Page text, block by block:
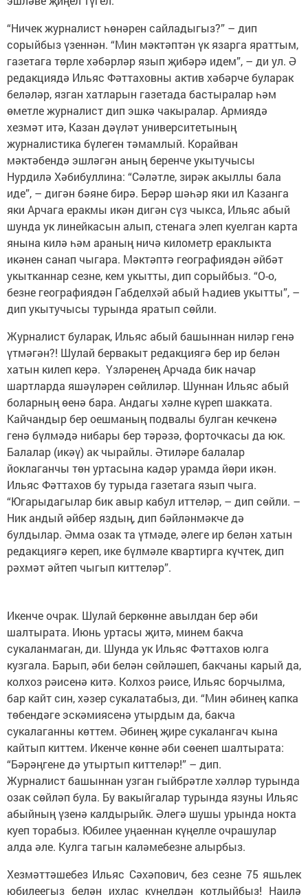
“Ничек журналист һөнәрен сайладыгыз?” – дип
сорыйбыз үзеннән. “Мин мәктәптән үк язарга яраттым,
газетага төрле хәбәрләр язып җибәрә идем”, – ди ул. Ә
редакциядә Ильяс Фәттаховны актив хәбәрче буларак
беләләр, язган хатларын газетада бастыралар һәм
өметле журналист дип эшкә чакыралар. Армиядә
хезмәт итә, Казан дәүләт университетының
журналистика бүлеген тәмамлый. Корайван
мәктәбендә эшләгән аның беренче укытучысы
Нурдилә Хәбибуллина: “Сәләтле, зирәк акыллы бала
иде”, – дигән бәяне бирә. Берәр шәһәр яки ил Казанга
яки Арчага еракмы икән дигән сүз чыкса, Ильяс абый
шунда ук линейкасын алып, стенага элеп куелган карта
янына килә һәм араның ничә километр ераклыкта
икәнен санап чыгара. Мәктәптә географиядән әйбәт
укытканнар сезне, кем укытты, дип сорыйбыз. “О-о,
безне географиядән Габделхәй абый Һадиев укытты”, –
дип укытучысы турында яратып сөйли.
Журналист буларак, Ильяс абый башыннан ниләр генә
үтмәгән?! Шулай бервакыт редакциягә бер ир белән
хатын килеп керә. Үзләренең Арчада бик начар
шартларда яшәүләрен сөйлиләр. Шуннан Ильяс абый
боларның өенә бара. Андагы хәлне күреп шакката.
Кайчандыр бер оешманың подвалы булган кечкенә
генә бүлмәдә нибары бер тәрәзә, форточкасы да юк.
Балалар (икәү) ак чырайлы. Әтиләре балалар
йоклаганчы төн уртасына кадәр урамда йөри икән.
Ильяс Фәттахов бу турыда газетага язып чыга.
“Югарыдагылар бик авыр кабул иттеләр, – дип сөйли. –
Ник андый әйбер яздың, дип бәйләнмәкче дә
булдылар. Әмма озак та үтмәде, әлеге ир белән хатын
редакциягә кереп, ике бүлмәле квартирга күчтек, дип
рәхмәт әйтеп чыгып киттеләр”.
Икенче очрак. Шулай беркөнне авылдан бер әби
шалтырата. Июнь уртасы җитә, минем бакча
сукаланмаган, ди. Шунда ук Ильяс Фәттахов юлга
кузгала. Барып, әби белән сөйләшеп, бакчаны карый да,
колхоз рәисенә китә. Колхоз рәисе, Ильяс борчылма,
бар кайт син, хәзер сукалатабыз, ди. “Мин әбинең капка
төбендәге эскәмиясенә утырдым да, бакча
сукалаганны көттем. Әбинең җире сукалангач кына
кайтып киттем. Икенче көнне әби сөенеп шалтырата:
“Бәрәңгене дә утыртып киттеләр!” – дип.
Журналист башыннан узган гыйбрәтле хәлләр турында
озак сөйләп була. Бу вакыйгалар турында язуны Ильяс
абыйның үзенә калдырыйк. Әлегә шушы урында нокта
куеп торабыз. Юбилее уңаеннан күңелле очрашулар
алда әле. Кулга тагын каләмебезне алырбыз.
Хезмәттәшебез Ильяс Сәхәпович, без сезне 75 яшьлек
юбилеегыз белән ихлас күңелдән котлыйбыз! Наилә